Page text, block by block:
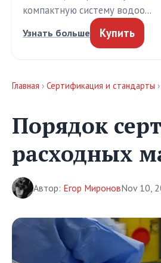
компактную систему водоо…
Узнать больше Купить
Главная › Сертификация и стандарты
Порядок
расходных
Автор: Егор МироновNov 10,